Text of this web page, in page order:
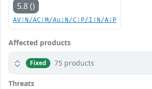
5.8 ()
AV:N/AC:M/Au:N/C:P/I:N/A:P
Affected products
Fixed 75 products
Threats